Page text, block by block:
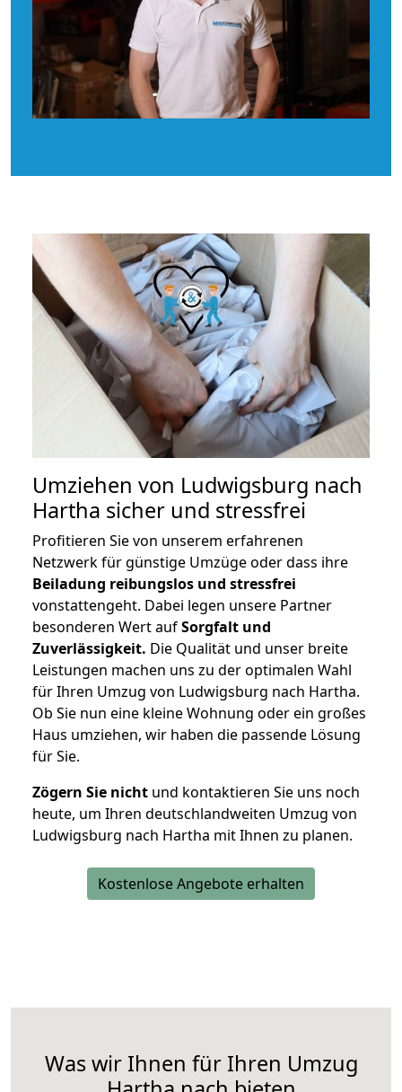
Umziehen von Ludwigsburg nach
Hartha sicher und stressfrei
Profitieren Sie von unserem erfahrenen
Netzwerk für günstige Umzüge oder dass ihre
Beiladung reibungslos und stressfrei
vonstattengeht. Dabei legen unsere Partner
besonderen Wert aufSorgfalt und
Zuverlässigkeit. Die Qualität und unser breite
Leistungen machen uns zu der optimalen Wahl
für Ihren Umzug von Ludwigsburg nach Hartha.
Ob Sie nun eine kleine Wohnung oder ein großes
Haus umziehen, wir haben die passende Lösung
für Sie.
Zögern Sie nicht und kontaktieren Sie uns noch
heute, um Ihren deutschlandweiten Umzug von
Ludwigsburg nach Hartha mit Ihnen zu planen.
Kostenlose Angebote erhalten
Was wir Ihnen für Ihren Umzug